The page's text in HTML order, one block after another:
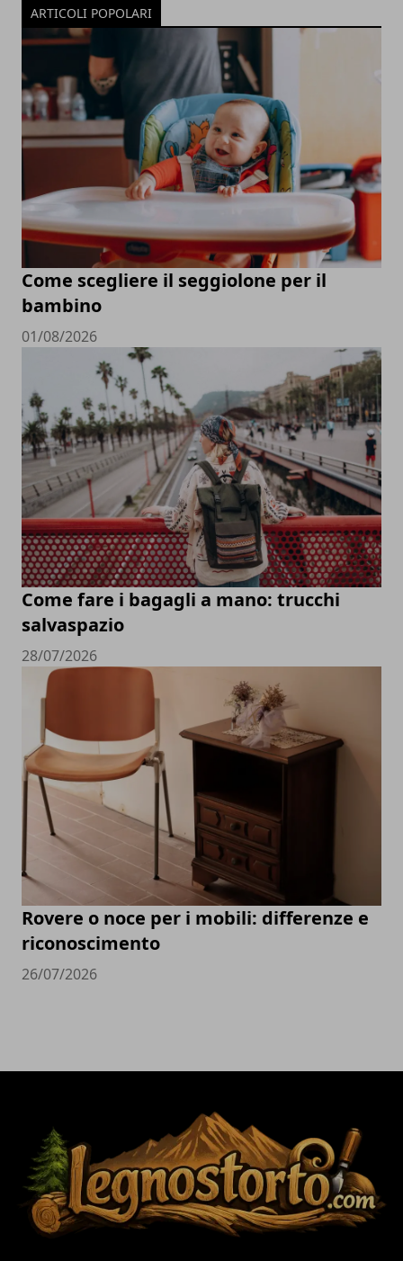
ARTICOLI POPOLARI
Come scegliere il seggiolone per il
bambino
01/08/2026
Come fare i bagagli a mano: trucchi
salvaspazio
28/07/2026
Rovere o noce per i mobili: differenze e
riconoscimento
26/07/2026